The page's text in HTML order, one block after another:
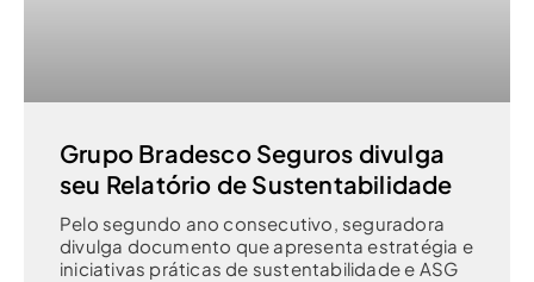
Grupo Bradesco Seguros divulga
seu Relatório de Sustentabilidade
Pelo segundo ano consecutivo, seguradora
divulga documento que apresenta estratégia e
iniciativas práticas de sustentabilidade e ASG